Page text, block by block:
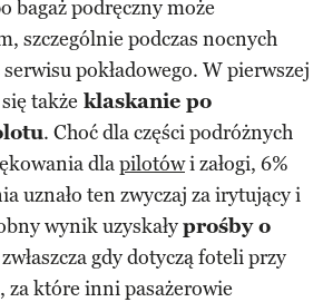
bagaż podręczny może
szczególnie podczas nocnych
pokładowego. W pierwszej
także klaskanie po
. Choć dla części podróżnych
dlapilotówi załogi, 6%
uznało ten zwyczaj za irytujący i
wynik uzyskałyprośby o
gdy dotyczą foteli przy
za które inni pasażerowie